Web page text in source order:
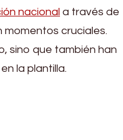
nacional a través de
cruciales.
sino que también han
la plantilla.